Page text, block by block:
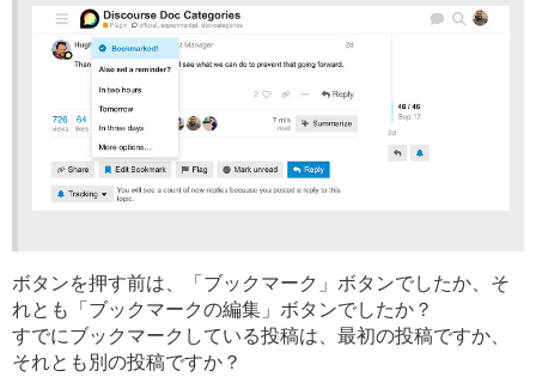
ボタンを押す前は、「ブックマーク」ボタンでしたか、そ
れとも「ブックマークの編集」ボタンでしたか？
すでにブックマークしている投稿は、最初の投稿ですか、
それとも別の投稿ですか？